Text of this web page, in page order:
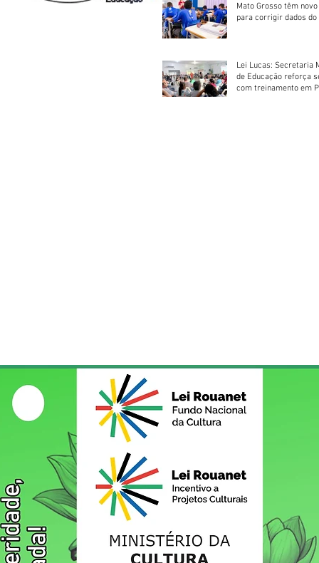
Mato Grosso têm
para corrigir dados do
Lei Lucas: Secretaria
de Educação reforça
com treinamento em